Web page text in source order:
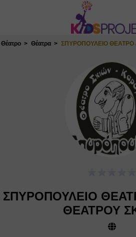
Κλείσιμο
Θέατρο Θέατρα ΣΠΥΡΟΠΟΥΛΕΙΟ ΘΕΑΤΡΟ
ΣΠΥΡΟΠΟΥΛΕΙΟ
ΘΕΑΤΡΟΥ